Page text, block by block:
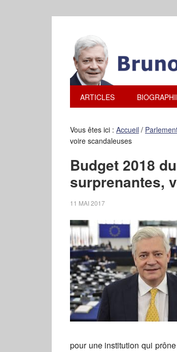
ARTICLES
Vous êtes ici : Accueil /
voire scandaleuses
Budget 2018
surprenantes,
11 MAI 2017
pour une institution qui